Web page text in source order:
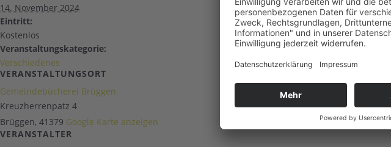
14. November 2024
Eintritt:
Kostenlos
Veranstaltungskategorie:
Verschiedenes
VERANSTALTUNGSORT
Gemeindebücherei Brüggen
Kreuzherrenpatz 4
Brüggen, 41379 Google Karte anzeigen
VERANSTALTER